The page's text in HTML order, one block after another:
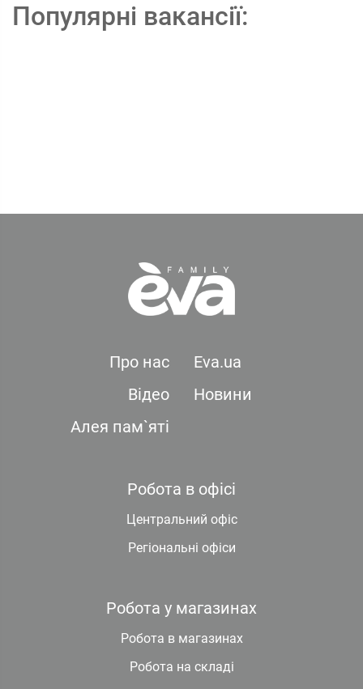
Популярні вакансії:
Про нас
Eva.ua
Відео
Новини
Алея пам`яті
Робота в офісі
Центральний офіс
Регіональні офіси
Робота у магазинах
Робота в магазинах
Робота на складі